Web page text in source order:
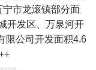
市龙滚镇部分面
开发区、万泉河开
限公司开发面积4.6